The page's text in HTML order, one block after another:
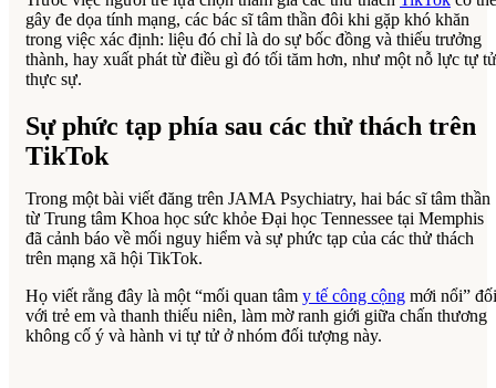
gây đe dọa tính mạng, các bác sĩ tâm thần đôi khi gặp khó khăn
trong việc xác định: liệu đó chỉ là do sự bốc đồng và thiếu trưởng
thành, hay xuất phát từ điều gì đó tối tăm hơn, như một nỗ lực tự tử
thực sự.
Sự phức tạp phía sau các thử thách trên
TikTok
Trong một bài viết đăng trên JAMA Psychiatry, hai bác sĩ tâm thần
từ Trung tâm Khoa học sức khỏe Đại học Tennessee tại Memphis
đã cảnh báo về mối nguy hiểm và sự phức tạp của các thử thách
trên mạng xã hội TikTok.
Họ viết rằng đây là một “mối quan tâm y tế công cộng mới nổi” đối
với trẻ em và thanh thiếu niên, làm mờ ranh giới giữa chấn thương
không cố ý và hành vi tự tử ở nhóm đối tượng này.